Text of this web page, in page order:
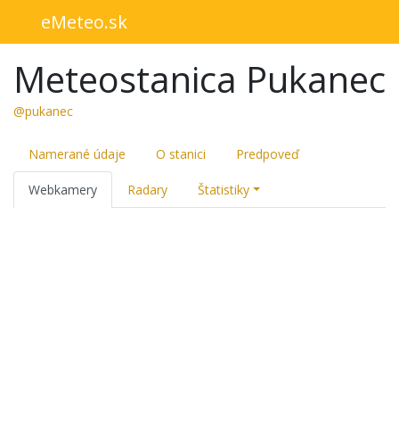
eMeteo.sk
Meteostanica Pukanec
@pukanec
Namerané údaje O stanici Predpoveď
Webkamery Radary Štatistiky